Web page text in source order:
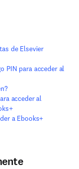
de Elsevier
PIN para acceder al
acceder al
a Ebooks+